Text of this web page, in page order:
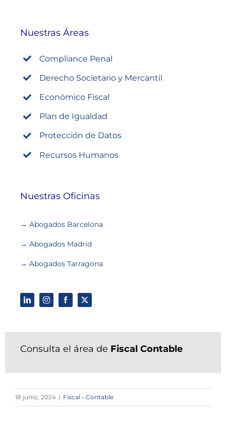
Nuestras Áreas
Compliance Penal
Derecho Societario y Mercantil
Económico Fiscal
Plan de Igualdad
Protección de Datos
Recursos Humanos
Nuestras Oficinas
→ Abogados Barcelona
→ Abogados Madrid
→ Abogados Tarragona
Consulta el área de Fiscal Contable
18 junio, 2024 | Fiscal - Contable